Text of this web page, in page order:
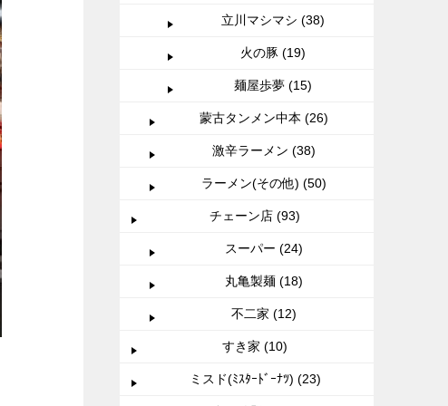
立川マシマシ (38)
火の豚 (19)
麺屋歩夢 (15)
蒙古タンメン中本 (26)
激辛ラーメン (38)
ラーメン(その他) (50)
チェーン店 (93)
スーパー (24)
丸亀製麺 (18)
不二家 (12)
すき家 (10)
ミスド(ﾐｽﾀｰﾄﾞｰﾅﾂ) (23)